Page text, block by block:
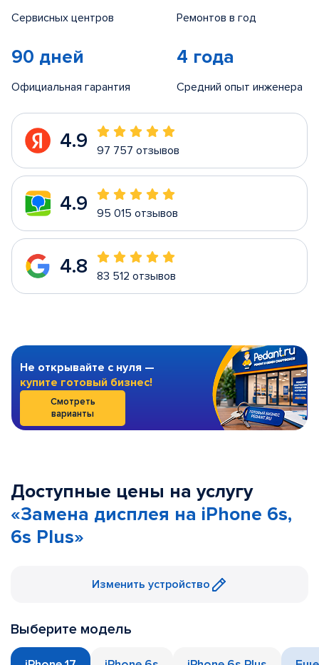
Сервисных центров Ремонтов в год
90 дней
Официальная гарантия
4 года
Средний опыт инженера
4.9 97 757 отзывов
4.9 95 015 отзывов
4.8 83 512 отзывов
Не открывайте с нуля —
купите готовый бизнес!
Смотреть
варианты
Доступные цены на услугу
«Замена дисплея на iPhone 6s,
6s Plus»
Изменить устройство
Выберите модель